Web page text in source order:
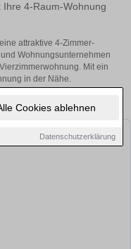
Cookies ablehnen
Datenschutzerklärung
4-Raum-Wohnung
attraktive 4-Zimmer-
Wohnungsunternehmen
Mit ein
in der Nähe.
mieten